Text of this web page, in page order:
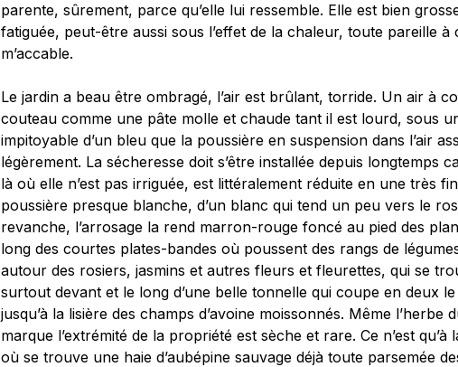
parente, sûrement, parce qu’elle lui ressemble. Elle est bien
fatiguée, peut-être aussi sous l’effet de la chaleur, toute pareille à
m’accable.
Le jardin a beau être ombragé, l’air est brûlant, torride. Un air à
couteau comme une pâte molle et chaude tant il est lourd, sous
impitoyable d’un bleu que la poussière en suspension dans l’air
légèrement. La sécheresse doit s’être installée depuis longtemps
là où elle n’est pas irriguée, est littéralement réduite en une très
poussière presque blanche, d’un blanc qui tend un peu vers le
revanche, l’arrosage la rend marron-rouge foncé au pied des
long des courtes plates-bandes où poussent des rangs de
autour des rosiers, jasmins et autres fleurs et fleurettes, qui se
surtout devant et le long d’une belle tonnelle qui coupe en deux
jusqu’à la lisière des champs d’avoine moissonnés. Même l’herbe
marque l’extrémité de la propriété est sèche et rare. Ce n’est qu’à
où se trouve une haie d’aubépine sauvage déjà toute parsemée